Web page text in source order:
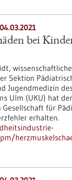
bei
Sektion
Jugendmedizin
Ulm (UKU) hat
Gesellschaft für
erhalten.